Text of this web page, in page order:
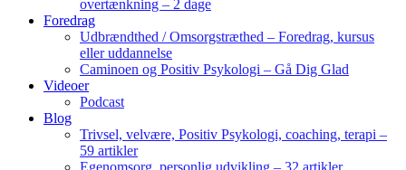
overtænkning – 2 dage
Foredrag
Udbrændthed / Omsorgstræthed – Foredrag, kursus
eller uddannelse
Caminoen og Positiv Psykologi – Gå Dig Glad
Videoer
Podcast
Blog
Trivsel, velvære, Positiv Psykologi, coaching, terapi –
59 artikler
Egenomsorg, personlig udvikling – 32 artikler